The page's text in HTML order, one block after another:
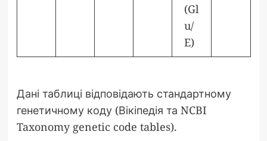
(Gl
u/
E)
Дані таблиці відповідають стандартному
генетичному коду (Вікіпедія та NCBI
Taxonomy genetic code tables).